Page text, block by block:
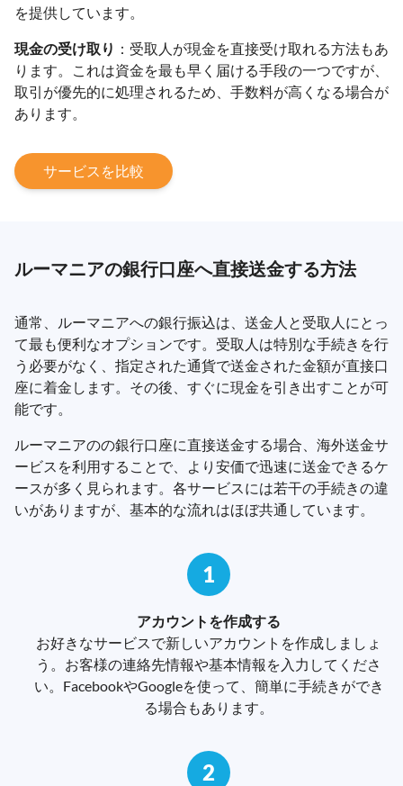
を提供しています。
現金の受け取り ：受取人が現金を直接受け取れる方法もあ
ります。これは資金を最も早く届ける手段の一つですが、
取引が優先的に処理されるため、手数料が高くなる場合が
あります。
サービスを比較
ルーマニアの銀行口座へ直接送金する方法
通常、ルーマニアへの銀行振込は、送金人と受取人にとっ
て最も便利なオプションです。受取人は特別な手続きを行
う必要がなく、指定された通貨で送金された金額が直接口
座に着金します。その後、すぐに現金を引き出すことが可
能です。
ルーマニアのの銀行口座に直接送金する場合、海外送金サ
ービスを利用することで、より安価で迅速に送金できるケ
ースが多く見られます。各サービスには若干の手続きの違
いがありますが、基本的な流れはほぼ共通しています。
1
アカウントを作成する
お好きなサービスで新しいアカウントを作成しましょ
う。お客様の連絡先情報や基本情報を入力してくださ
い。FacebookやGoogleを使って、簡単に手続きができ
る場合もあります。
2